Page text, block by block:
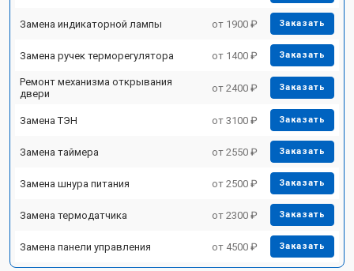
Замена индикаторной лампы от 1900 ₽ Заказать
Замена ручек терморегулятора от 1400 ₽ Заказать
Ремонт механизма открывания
двери
от 2400 ₽ Заказать
Замена ТЭН от 3100 ₽ Заказать
Замена таймера от 2550 ₽ Заказать
Замена шнура питания от 2500 ₽ Заказать
Замена термодатчика от 2300 ₽ Заказать
Замена панели управления от 4500 ₽ Заказать